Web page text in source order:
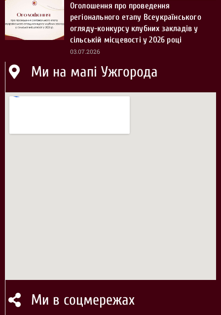
Оголошення про проведення
регіонального етапу Всеукраїнського
огляду-конкурсу клубних закладів у
сільській місцевості у 2026 році
03.07.2026
Ми на мапі Ужгорода
Ми в соцмережах